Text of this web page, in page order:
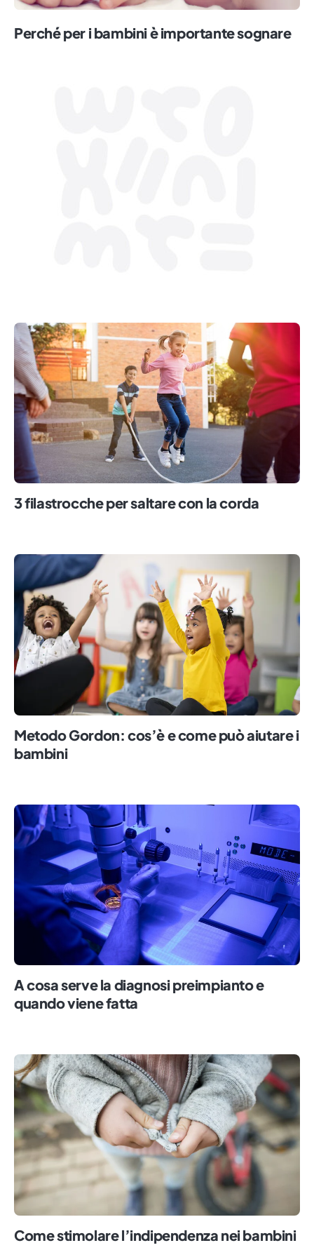
Perché per i bambini è importante sognare
3 filastrocche per saltare con la corda
Metodo Gordon: cos’è e come può aiutare i
bambini
A cosa serve la diagnosi preimpianto e
quando viene fatta
Come stimolare l’indipendenza nei bambini